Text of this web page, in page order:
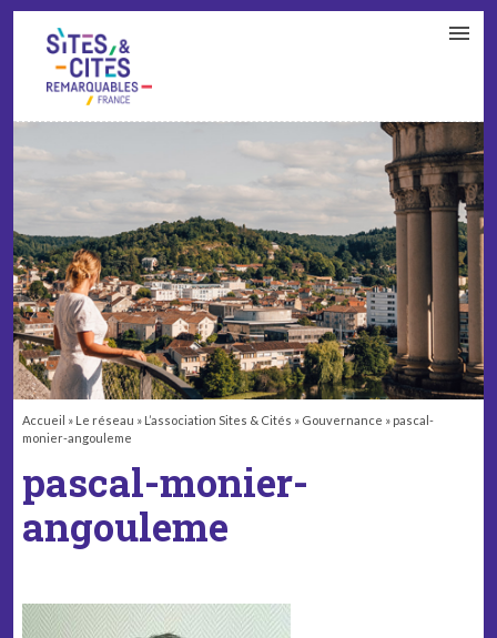
Accueil » Le réseau » L’association Sites & Cités » Gouvernance » pascal-
monier-angouleme
pascal-monier-
angouleme